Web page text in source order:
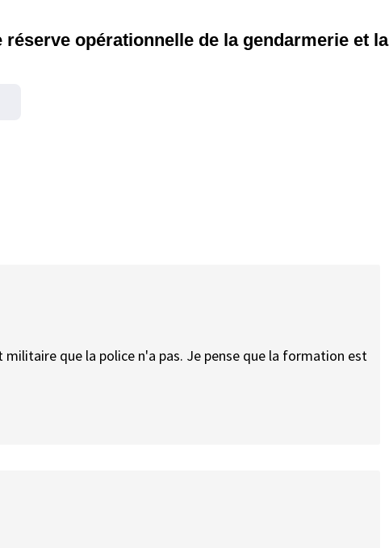
opérationnelle de la gendarmerie et la
que la police n'a pas. Je pense que la formation est